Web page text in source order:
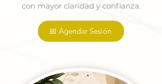
con mayor claridad y confianza.
📅 Agendar Sesión